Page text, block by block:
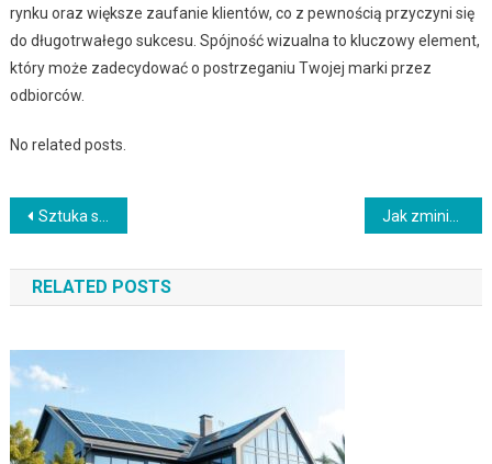
rynku oraz większe zaufanie klientów, co z pewnością przyczyni się
do długotrwałego sukcesu. Spójność wizualna to kluczowy element,
który może zadecydować o postrzeganiu Twojej marki przez
odbiorców.
No related posts.
Nawigacja
wpisu
Sztuka skutecznego rekrutowania talentów
RELATED POSTS